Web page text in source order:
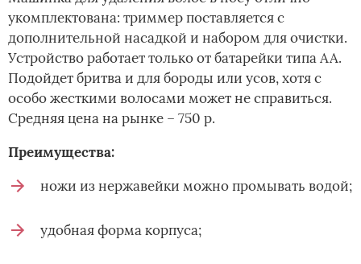
укомплектована: триммер поставляется с
дополнительной насадкой и набором для очистки.
Устройство работает только от батарейки типа АА.
Подойдет бритва и для бороды или усов, хотя с
особо жесткими волосами может не справиться.
Средняя цена на рынке – 750 р.
Преимущества:
ножи из нержавейки можно промывать водой;
удобная форма корпуса;